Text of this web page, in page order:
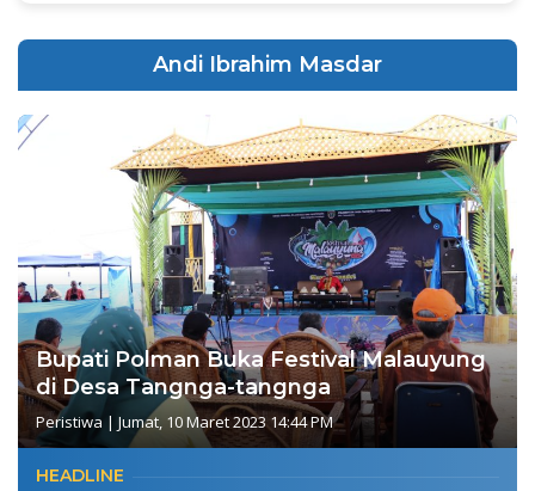
Andi Ibrahim Masdar
Bupati Polman Buka Festival Malauyung
di Desa Tangnga-tangnga
Peristiwa | Jumat, 10 Maret 2023 14:44 PM
HEADLINE